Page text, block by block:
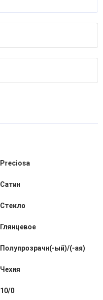
Preciosa
Сатин
Стекло
Глянцевое
Полупрозрачн(-ый)/(-ая)
Чехия
10/0